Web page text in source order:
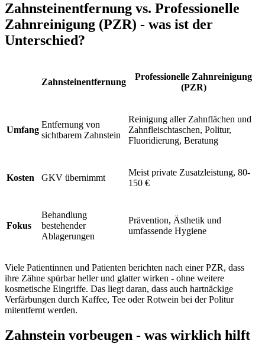
Zahnsteinentfernung vs. Professionelle
Zahnreinigung (PZR) - was ist der
Unterschied?
Zahnsteinentfernung
Professionelle Zahnreinigung
(PZR)
Umfang
Entfernung von
sichtbarem Zahnstein
Reinigung aller Zahnflächen und
Zahnfleischtaschen, Politur,
Fluoridierung, Beratung
Kosten GKV übernimmt
Meist private Zusatzleistung, 80-
150 €
Fokus
Behandlung
bestehender
Ablagerungen
Prävention, Ästhetik und
umfassende Hygiene
Viele Patientinnen und Patienten berichten nach einer PZR, dass
ihre Zähne spürbar heller und glatter wirken - ohne weitere
kosmetische Eingriffe. Das liegt daran, dass auch hartnäckige
Verfärbungen durch Kaffee, Tee oder Rotwein bei der Politur
mitentfernt werden.
Zahnstein vorbeugen - was wirklich hilft